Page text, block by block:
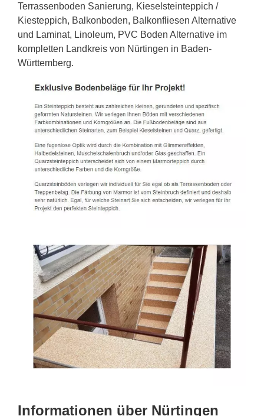
Terrassenboden Sanierung, Kieselsteinteppich /
Kiesteppich, Balkonboden, Balkonfliesen Alternative
und Laminat, Linoleum, PVC Boden Alternative im
kompletten Landkreis von Nürtingen in Baden-
Württemberg.
Informationen über Nürtingen